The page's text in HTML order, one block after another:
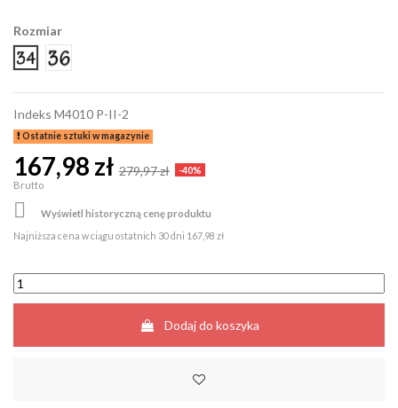
Rozmiar
34
36
Indeks M4010 P-II-2
Ostatnie sztuki w magazynie
167,98 zł 279,97 zł -40%
Brutto

Wyświetl historyczną cenę produktu
Najniższa cena w ciągu ostatnich 30 dni 167,98 zł
Dodaj do koszyka